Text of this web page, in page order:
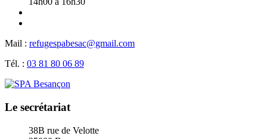
Mail : refugespabesac@gmail.com
Tél. : 03 81 80 06 89
Le secrétariat
38B rue de Velotte